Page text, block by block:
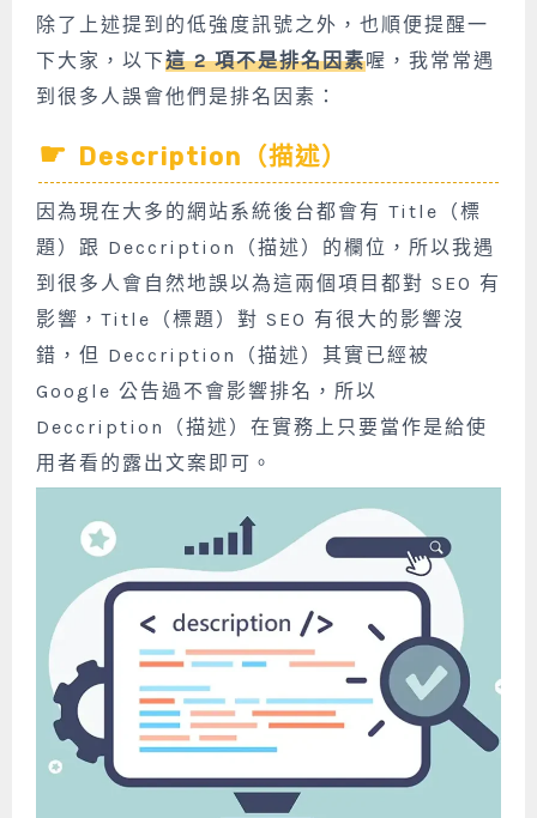
除了上述提到的低強度訊號之外，也順便提醒一
下大家，以下這 2 項不是排名因素喔，我常常遇
到很多人誤會他們是排名因素：
Description（描述）
因為現在大多的網站系統後台都會有 Title（標
題）跟 Deccription（描述）的欄位，所以我遇
到很多人會自然地誤以為這兩個項目都對 SEO 有
影響， Title（標題）對 SEO 有很大的影響沒
錯，但 Deccription（描述）其實已經被
Google 公告過不會影響排名，所以
Deccription（描述）在實務上只要當作是給使
用者看的露出文案即可。